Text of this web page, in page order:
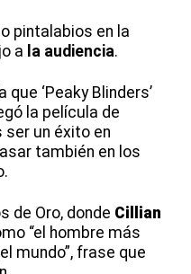
pintalabios en la
a la audiencia.
‘Peaky Blinders’
la película de
ser un éxito en
también en los
de Oro, donde Cillian
“el hombre más
mundo”, frase que